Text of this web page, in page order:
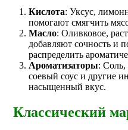
Кислота: Уксус,
помогают смягчить
Масло: Оливковое,
добавляют сочность и
распределить
Ароматизаторы: Соль,
соевый соус и другие
насыщенный вкус.
Классический